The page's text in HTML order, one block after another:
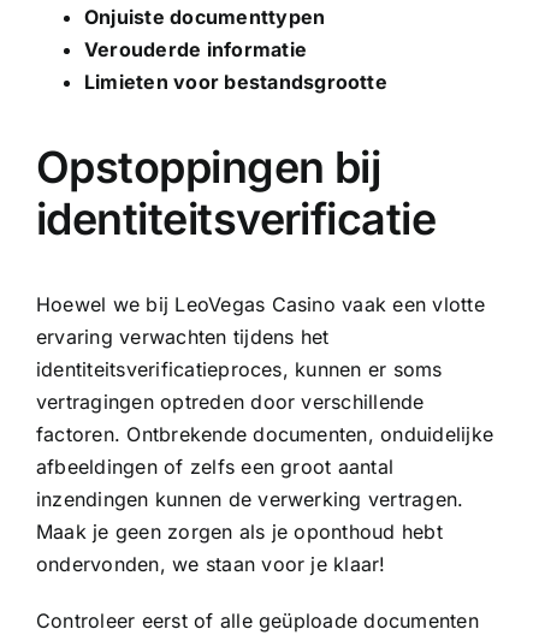
Onjuiste documenttypen
Verouderde informatie
Limieten voor bestandsgrootte
Opstoppingen bij
identiteitsverificatie
Hoewel we bij LeoVegas Casino vaak een vlotte
ervaring verwachten tijdens het
identiteitsverificatieproces, kunnen er soms
vertragingen optreden door verschillende
factoren. Ontbrekende documenten, onduidelijke
afbeeldingen of zelfs een groot aantal
inzendingen kunnen de verwerking vertragen.
Maak je geen zorgen als je oponthoud hebt
ondervonden, we staan voor je klaar!
Controleer eerst of alle geüploade documenten